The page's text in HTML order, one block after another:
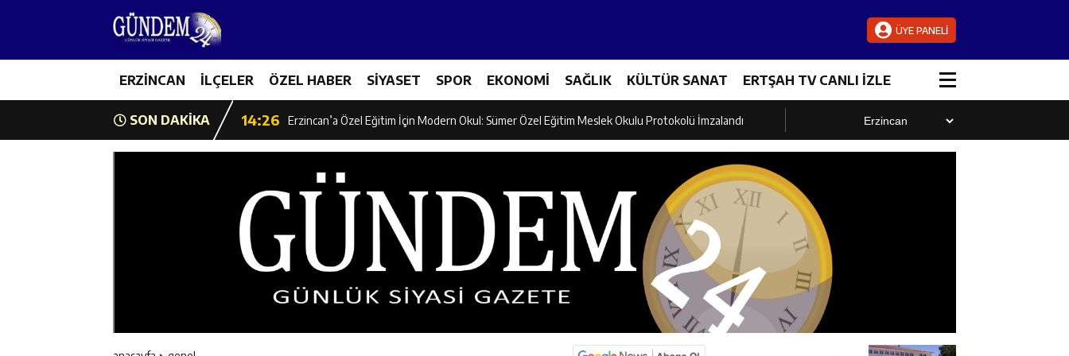
ÜYE PANELİ
ERZİNCAN İLÇELER ÖZEL HABER SİYASET SPOR EKONOMİ SAĞLIK KÜLTÜR SANAT ERTŞAH TV CANLI İZLE
SON DAKİKA
14:26 Geleceğin Üreticileri Tarım Teknolojileriyle Tanışıyor
14:26 Erzincan’a Özel Eğitim İçin Modern Okul: Sümer Özel Eğitim Meslek Okulu Protokolü İmzalandı
14:25 İl Müdürü Ünalan’dan Zengin Ailesine Taziye Ziyareti
14:24 İlk Durak Medine Müdafii Fahreddin Paşa’nın Kızının Kabri
Erzincan Aile ve Sosyal Hizmetler İl Müdürlüğünde Değerlendirme Toplantısı